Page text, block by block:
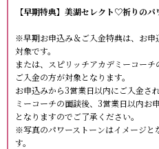
【早期特典】美湖セレクト♡祈りのパ
※早期お申込み＆ご入金特典は、お
対象です。
または、スピリッチアカデミーコー
ご入金の方が対象となります。
お申込みから3営業日以内にご入金さ
ミーコーチの面談後、3営業日以内お
となりますのでご了承ください。
※写真のパワーストーンはイメージと
す。